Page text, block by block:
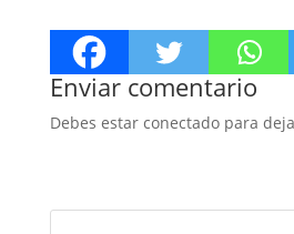
Enviar comentario
Debes estar conectado para